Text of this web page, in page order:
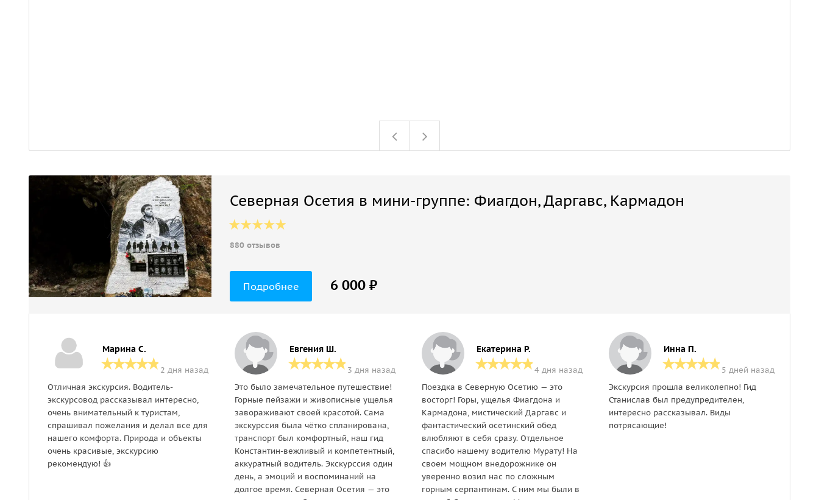
Северная Осетия в мини-группе: Фиагдон, Даргавс, Кармадон
880 отзывов
Подробнее 6 000 ₽
Марина С.
2 дня назад
Отличная экскурсия. Водитель-
экскурсовод рассказывал интересно,
очень внимательный к туристам,
спрашивал пожелания и делал все для
нашего комфорта. Природа и объекты
очень красивые, экскурсию
рекомендую! 👍
Евгения Ш.
3 дня назад
Это было замечательное путешествие!
Горные пейзажи и живописные ущелья
завораживают своей красотой. Сама
экскурссия была чётко спланирована,
транспорт был комфортный, наш гид
Константин-вежливый и компетентный,
аккуратный водитель. Экскурссия один
день, а эмоций и воспоминаний на
долгое время. Северная Осетия — это
Екатерина Р.
4 дня назад
Поездка в Северную Осетию — это
восторг! Горы, ущелья Фиагдона и
Кармадона, мистический Даргавс и
фантастический осетинский обед
влюбляют в себя сразу. Отдельное
спасибо нашему водителю Мурату! На
своем мощном внедорожнике он
уверенно возил нас по сложным
горным серпантинам. С ним мы были в
Инна П.
5 дней назад
Экскурсия прошла великолепно! Гид
Станислав был предупредителен,
интересно рассказывал. Виды
потрясающие!